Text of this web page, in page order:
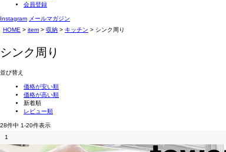
会員登録
Instagram メールマガジン
HOME
item 収納 キッチン シンク周り
シンク周り
並び替え
価格が安い順
価格が高い順
新着順
レビュー順
28件中 1-20件表示
1